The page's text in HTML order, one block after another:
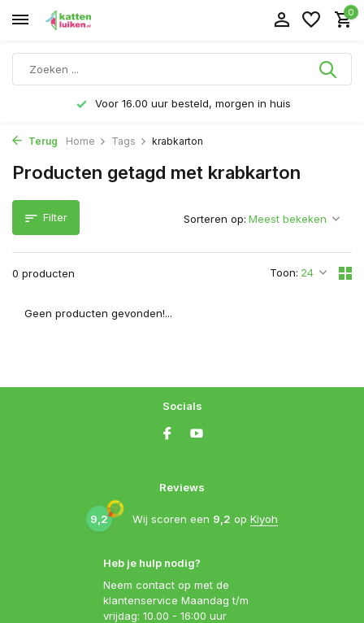
0
Voor 16.00 uur besteld, morgen in huis
Terug Home Tags krabkarton
Producten getagd met krabkarton
Filter
0 producten Toon:
Sorteren op:
Geen producten gevonden!...
Heb je hulp nodig?
Neem contact op met de
klantenservice Maandag t/m
vrijdag: 10.00 - 16:00 uur
Reviews
9,2 Wij scoren een 9,2 op Kiyoh
Socials